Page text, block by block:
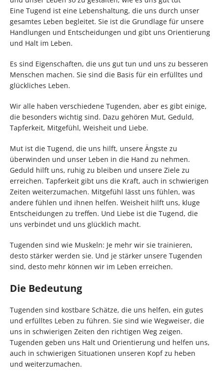
Eine Tugend ist eine Lebenshaltung, die uns durch unser
gesamtes Leben begleitet. Sie ist die Grundlage für unsere
Handlungen und Entscheidungen und gibt uns Orientierung
und Halt im Leben.
Es sind Eigenschaften, die uns gut tun und uns zu besseren
Menschen machen. Sie sind die Basis für ein erfülltes und
glückliches Leben.
Wir alle haben verschiedene Tugenden, aber es gibt einige,
die besonders wichtig sind. Dazu gehören Mut, Geduld,
Tapferkeit, Mitgefühl, Weisheit und Liebe.
Mut ist die Tugend, die uns hilft, unsere Ängste zu
überwinden und unser Leben in die Hand zu nehmen.
Geduld hilft uns, ruhig zu bleiben und unsere Ziele zu
erreichen. Tapferkeit gibt uns die Kraft, auch in schwierigen
Zeiten weiterzumachen. Mitgefühl lässt uns fühlen, was
andere fühlen und ihnen helfen. Weisheit hilft uns, kluge
Entscheidungen zu treffen. Und Liebe ist die Tugend, die
uns verbindet und uns glücklich macht.
Tugenden sind wie Muskeln: Je mehr wir sie trainieren,
desto stärker werden sie. Und je stärker unsere Tugenden
sind, desto mehr können wir im Leben erreichen.
Die Bedeutung
Tugenden sind kostbare Schätze, die uns helfen, ein gutes
und erfülltes Leben zu führen. Sie sind wie Wegweiser, die
uns in schwierigen Zeiten den richtigen Weg zeigen.
Tugenden geben uns Halt und Orientierung und helfen uns,
auch in schwierigen Situationen unseren Kopf zu heben
und weiterzumachen.